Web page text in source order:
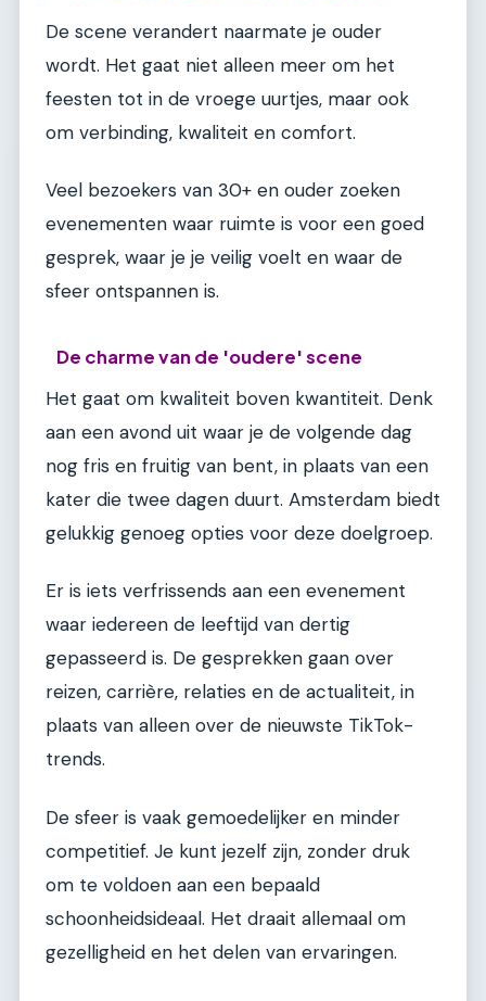
De scene verandert naarmate je ouder
wordt. Het gaat niet alleen meer om het
feesten tot in de vroege uurtjes, maar ook
om verbinding, kwaliteit en comfort.
Veel bezoekers van 30+ en ouder zoeken
evenementen waar ruimte is voor een goed
gesprek, waar je je veilig voelt en waar de
sfeer ontspannen is.
De charme van de 'oudere' scene
Het gaat om kwaliteit boven kwantiteit. Denk
aan een avond uit waar je de volgende dag
nog fris en fruitig van bent, in plaats van een
kater die twee dagen duurt. Amsterdam biedt
gelukkig genoeg opties voor deze doelgroep.
Er is iets verfrissends aan een evenement
waar iedereen de leeftijd van dertig
gepasseerd is. De gesprekken gaan over
reizen, carrière, relaties en de actualiteit, in
plaats van alleen over de nieuwste TikTok-
trends.
De sfeer is vaak gemoedelijker en minder
competitief. Je kunt jezelf zijn, zonder druk
om te voldoen aan een bepaald
schoonheidsideaal. Het draait allemaal om
gezelligheid en het delen van ervaringen.